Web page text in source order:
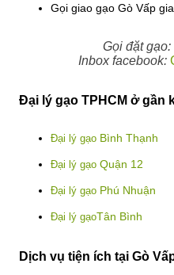
Gọi giao gạo Gò Vấp
Gọi đặt gạo:
Inbox facebook:
Đại lý gạo TPHCM ở gần
Đại lý gạo Bình Thạnh
Đại lý gạo Quận 12
Đại lý gạo Phú Nhuận
Đại lý gạoTân Bình
Dịch vụ tiện ích tại Gò